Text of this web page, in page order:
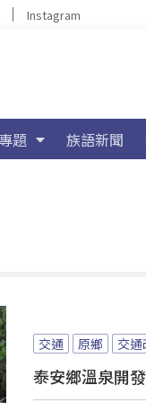
Instagram
專題 族語新聞
交通 原鄉 交
泰安鄉溫泉開